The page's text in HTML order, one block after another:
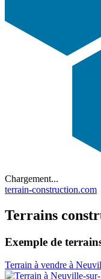
Chargement...
terrain-construction.com
Terrains
Exemple de
Terrain à vendre à